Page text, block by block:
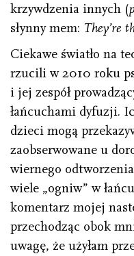
krzywdzenia innych (
słynny mem: They’re
Ciekawe światło na
rzucili w 2010 roku
i jej zespół
łańcuchami dyfuzji.
dzieci mogą
zaobserwowane u
wiernego
wiele „ogniw” w
komentarz mojej
przechodząc obok
uwagę, że użyłam